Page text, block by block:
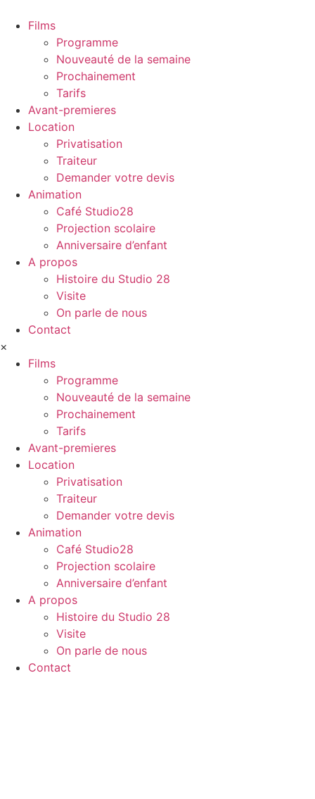
Films
Programme
Nouveauté de la semaine
Prochainement
Tarifs
Avant-premieres
Location
Privatisation
Traiteur
Demander votre devis
Animation
Café Studio28
Projection scolaire
Anniversaire d’enfant
A propos
Histoire du Studio 28
Visite
On parle de nous
Contact
×
Films
Programme
Nouveauté de la semaine
Prochainement
Tarifs
Avant-premieres
Location
Privatisation
Traiteur
Demander votre devis
Animation
Café Studio28
Projection scolaire
Anniversaire d’enfant
A propos
Histoire du Studio 28
Visite
On parle de nous
Contact